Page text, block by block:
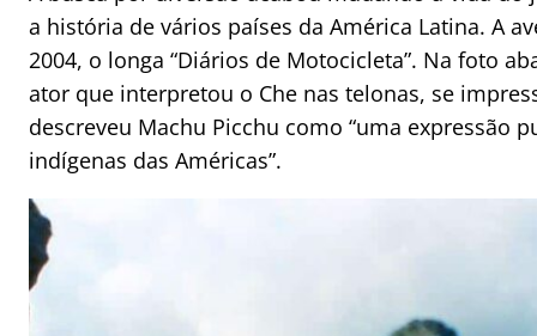
a história de vários países da América Latina. A
2004, o longa “Diários de Motocicleta”. Na foto
ator que interpretou o Che nas telonas, se
descreveu Machu Picchu como “uma expressão
indígenas das Américas”.